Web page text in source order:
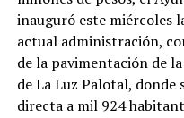
inauguró este miércoles
actual administración,
de la pavimentación de
de La Luz Palotal, donde
directa a mil 924